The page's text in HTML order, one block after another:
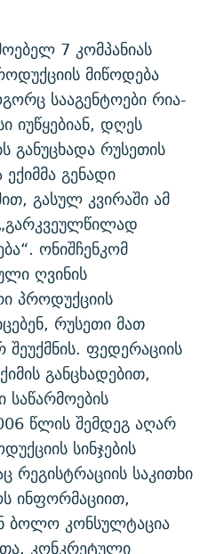
ᲛᲔᲑᲠᲫᲝᲚᲔᲑᲘ - 2022
19
ᲘᲡᲢᲝᲠᲘᲐ
ᲐᲛᲑᲐᲕᲘ
7 კომპანიას
მიწოდება
სააგენტოები რია-
იუწყებიან, დღეს
განუცხადა რუსეთის
გენადი
გასულ კვირაში ამ
ონიშჩენკომ
ღვინის
პროდუქციის
რუსეთი მათ
ფედერაციის
განცხადებით,
წლის შემდეგ აღარ
სინჯების
რეგისტრაციის საკითხი
ინფორმაციით,
ბოლო კონსულტაცია
კონკრეტული